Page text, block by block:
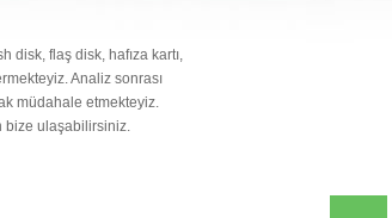
disk, flaş disk, hafıza kartı,
Analiz sonrası
müdahale etmekteyiz.
bize ulaşabilirsiniz.